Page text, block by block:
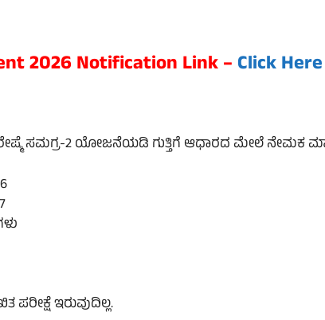
2026 Notification Link –Click Here
ಸಮಗ್ರ-2 ಯೋಜನೆಯಡಿ ಗುತ್ತಿಗೆ ಆಧಾರದ ಮೇಲೆ ನೇಮಕ
ಇರುವುದಿಲ್ಲ.